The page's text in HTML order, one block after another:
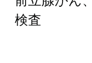
検査